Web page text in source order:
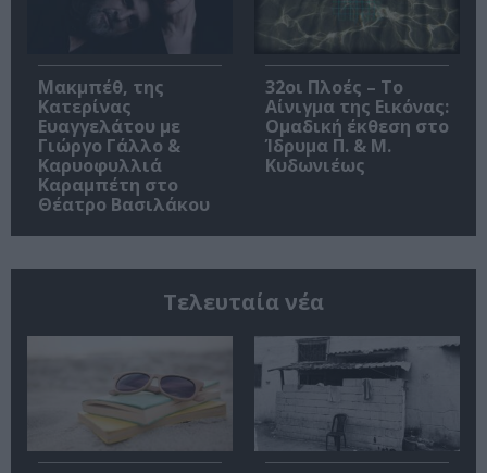
Μακμπέθ, της
Κατερίνας
Ευαγγελάτου με
Γιώργο Γάλλο &
Καρυοφυλλιά
Καραμπέτη στο
Θέατρο Βασιλάκου
32οι Πλοές – Το
Αίνιγμα της Εικόνας:
Ομαδική έκθεση στο
Ίδρυμα Π. & Μ.
Κυδωνιέως
Τελευταία νέα